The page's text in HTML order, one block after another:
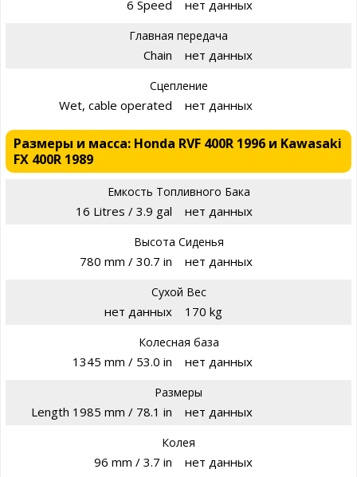
6 Speed нет данных
Главная передача
Chain нет данных
Сцепление
Wet, cable operated нет данных
Размеры и масса: Honda RVF 400R 1996 и Kawasaki
FX 400R 1989
Емкость Топливного Бака
16 Litres / 3.9 gal нет данных
Высота Сиденья
780 mm / 30.7 in нет данных
Сухой Вес
нет данных 170 kg
Колесная база
1345 mm / 53.0 in нет данных
Размеры
Length 1985 mm / 78.1 in нет данных
Колея
96 mm / 3.7 in нет данных